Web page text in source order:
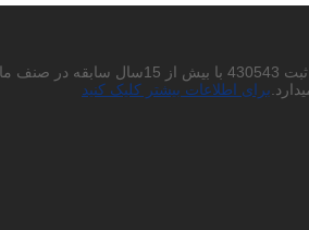
احتراما به استحضار میرساند شرکت
برای اطلاعات بیشتر کلیک کنید